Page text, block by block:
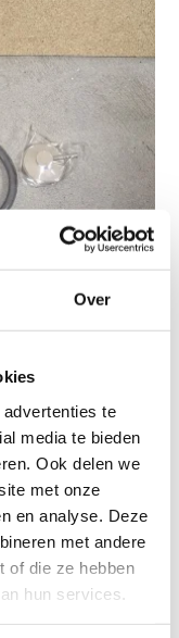
Over
te
media te bieden
Ook delen we
met onze
en analyse. Deze
met andere
of die ze hebben
hun services.
Meten en Testen